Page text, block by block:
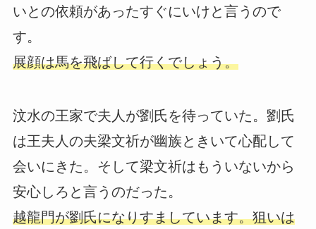
いとの依頼があったすぐにいけと言うので
す。
展顔は馬を飛ばして行くでしょう。
汶水の王家で夫人が劉氏を待っていた。劉氏
は王夫人の夫梁文祈が幽族ときいて心配して
会いにきた。そして梁文祈はもういないから
安心しろと言うのだった。
越龍門が劉氏になりすましています。狙いは